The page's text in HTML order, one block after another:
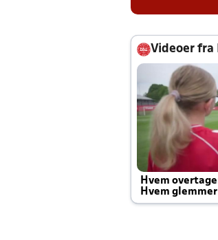
Videoer fra
Hvem
Hvem
Joachim altid